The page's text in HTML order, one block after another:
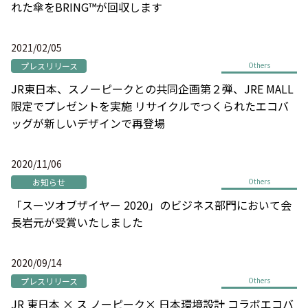
れた傘をBRING™が回収します
2021/02/05
プレスリリース Others
JR東日本、スノーピークとの共同企画第２弾、JRE MALL
限定でプレゼントを実施 リサイクルでつくられたエコバ
ッグが新しいデザインで再登場
2020/11/06
お知らせ Others
「スーツオブザイヤー 2020」のビジネス部門において会
長岩元が受賞いたしました
2020/09/14
プレスリリース Others
JR 東日本 × ス ノーピーク× 日本環境設計 コラボエコバ